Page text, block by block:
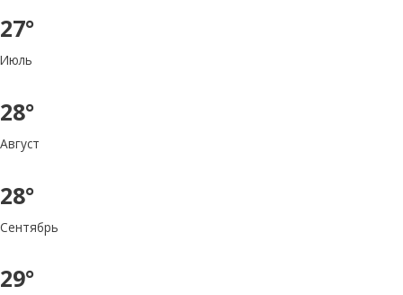
27°
Июль
28°
Август
28°
Сентябрь
29°